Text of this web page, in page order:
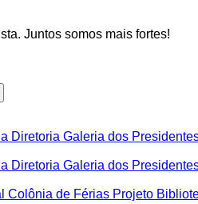
Juntos somos mais fortes!
Diretoria Galeria dos
Diretoria Galeria dos
Colônia de Férias Projeto